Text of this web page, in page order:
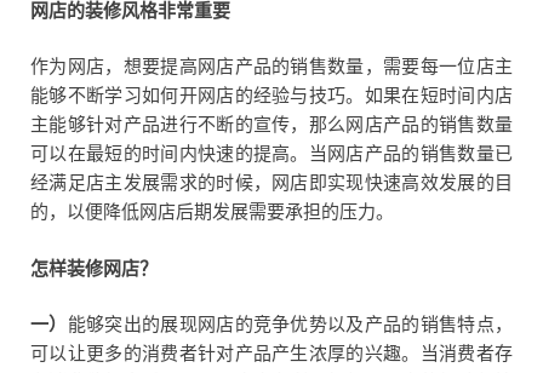
网店的装修风格非常重要
作为网店，想要提高网店产品的销售数量，需要每一位店主
能够不断学习如何开网店的经验与技巧。如果在短时间内店
主能够针对产品进行不断的宣传，那么网店产品的销售数量
可以在最短的时间内快速的提高。当网店产品的销售数量已
经满足店主发展需求的时候，网店即实现快速高效发展的目
的，以便降低网店后期发展需要承担的压力。
怎样装修网店？
一） 能够突出的展现网店的竞争优势以及产品的销售特点，
可以让更多的消费者针对产品产生浓厚的兴趣。当消费者存